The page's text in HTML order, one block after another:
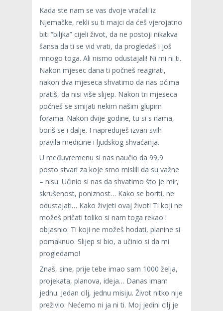
Kada ste nam se vas dvoje vraćali iz
Njemačke, rekli su ti majci da ćeš vjerojatno
biti “biljka” cijeli život, da ne postoji nikakva
šansa da ti se vid vrati, da progledaš i još
mnogo toga. Ali nismo odustajali! Ni mi ni ti.
Nakon mjesec dana ti počneš reagirati,
nakon dva mjeseca shvatimo da nas očima
pratiš, da nisi više slijep. Nakon tri mjeseca
počneš se smijati nekim našim glupim
forama. Nakon dvije godine, tu si s nama,
boriš se i dalje. I napreduješ izvan svih
pravila medicine i ljudskog shvaćanja.
U međuvremenu si nas naučio da 99,9
posto stvari za koje smo mislili da su važne
– nisu. Učinio si nas da shvatimo što je mir,
skrušenost, poniznost… Kako se boriti, ne
odustajati… Kako živjeti ovaj život! Ti koji ne
možeš pričati toliko si nam toga rekao i
objasnio. Ti koji ne možeš hodati, planine si
pomaknuo. Slijep si bio, a učinio si da mi
progledamo!
Znaš, sine, prije tebe imao sam 1000 želja,
projekata, planova, ideja… Danas imam
jednu. Jedan cilj, jednu misiju. Život nitko nije
preživio. Nećemo ni ja ni ti. Moj jedini cilj je